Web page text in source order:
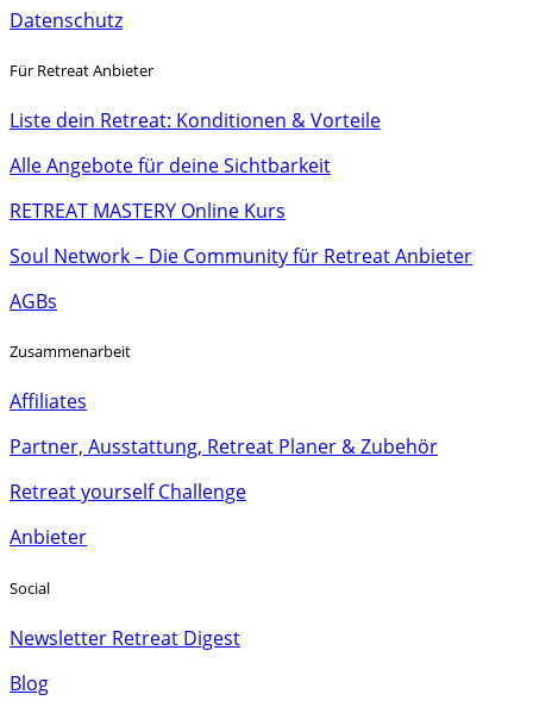
Datenschutz
Für Retreat Anbieter
Liste dein Retreat: Konditionen & Vorteile
Alle Angebote für deine Sichtbarkeit
RETREAT MASTERY Online Kurs
Soul Network – Die Community für Retreat Anbieter
AGBs
Zusammenarbeit
Affiliates
Partner, Ausstattung, Retreat Planer & Zubehör
Retreat yourself Challenge
Anbieter
Social
Newsletter Retreat Digest
Blog